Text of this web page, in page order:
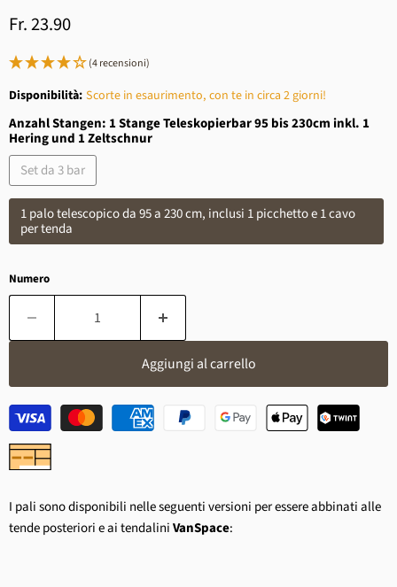
Prezzo
Fr. 23.90
(4 recensioni)
Disponibilità: Scorte in esaurimento, con te in circa 2 giorni!
Anzahl Stangen: 1 Stange Teleskopierbar 95 bis 230cm inkl. 1
Hering und 1 Zeltschnur
Set da 3 bar
1 palo telescopico da 95 a 230 cm, inclusi 1 picchetto e 1 cavo
per tenda
Numero
Aggiungi al carrello
I pali sono disponibili nelle seguenti versioni per essere abbinati alle
tende posteriori e ai tendaliniVanSpace: